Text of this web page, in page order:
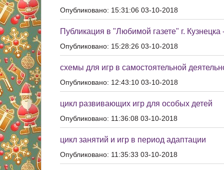
Опубликовано: 15:31:06 03-10-2018
Публикация в "Любимой газете" г.
Опубликовано: 15:28:26 03-10-2018
схемы для игр в самостоятельной
Опубликовано: 12:43:10 03-10-2018
цикл развивающих игр для особых детей
Опубликовано: 11:36:08 03-10-2018
цикл занятий и игр в период адаптации
Опубликовано: 11:35:33 03-10-2018